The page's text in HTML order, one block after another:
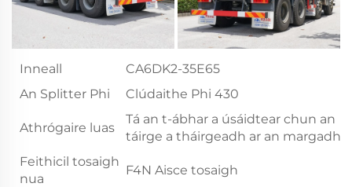
Inneall
CA6DK2-35E65
An Splitter Phi
Clúdaithe Phi 430
Athrógaire luas
Tá an t-ábhar a úsáidtear chun an
táirge a tháirgeadh ar an margadh.
Feithicil tosaigh
nua
F4N Aisce tosaigh